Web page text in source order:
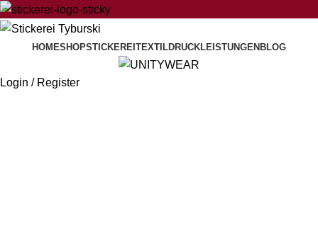
HOMESHOPSTICKEREITEXTILDRUCKLEISTUNGENBLOG
Login / Register